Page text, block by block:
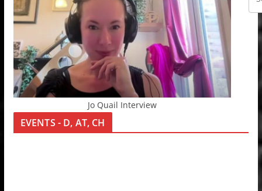
Jo Quail Interview
EVENTS - D, AT, CH